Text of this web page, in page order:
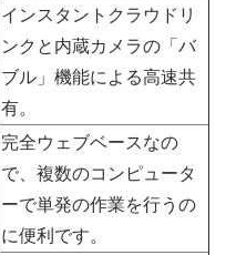
インスタントクラウドリ
ンクと内蔵カメラの「バ
ブル」機能による高速共
有。
完全ウェブベースなの
で、複数のコンピュータ
ーで単発の作業を行うの
に便利です。